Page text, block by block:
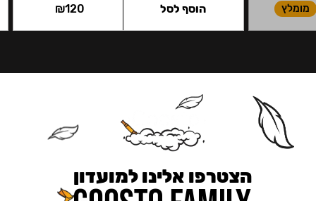
מומלץ ₪120 הוסף לסל
הצטרפו אלינו למועדון